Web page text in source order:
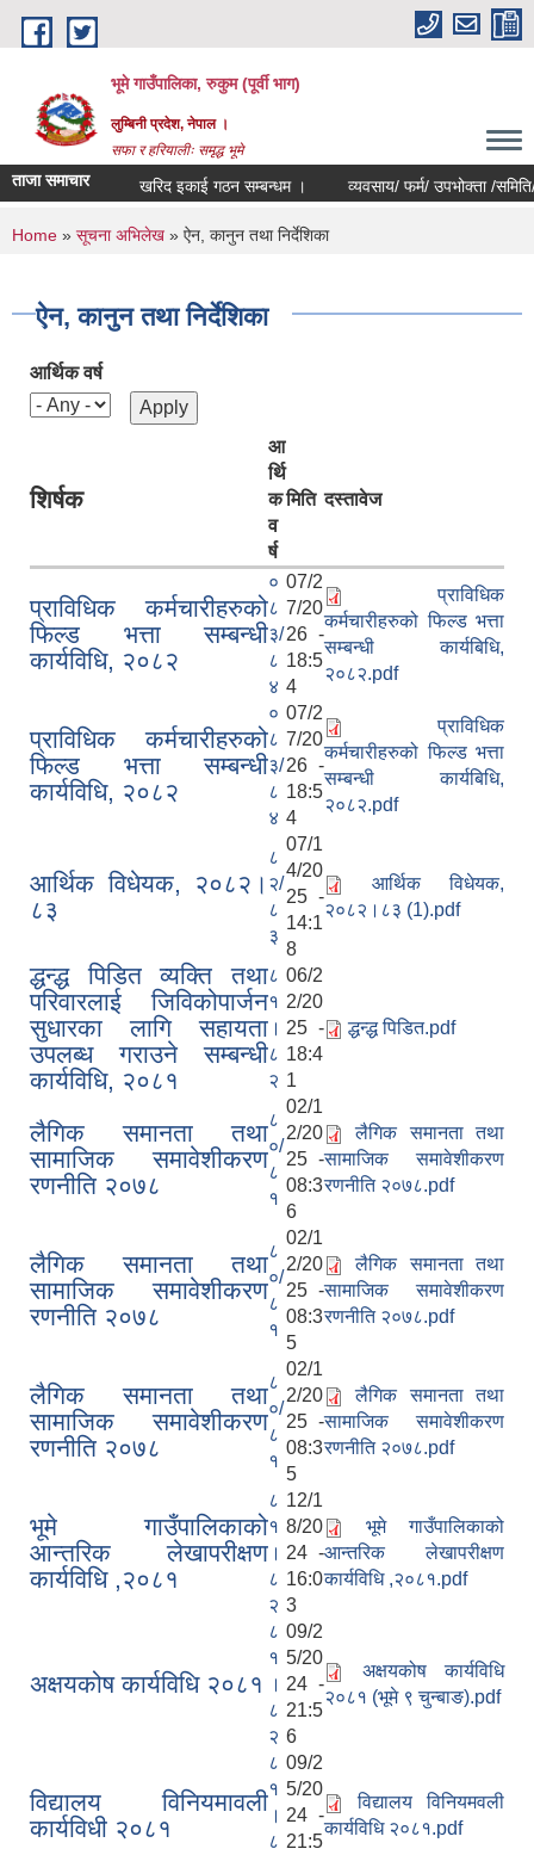
Skip to main content
भूमे गाउँपालिका, रुकुम (पूर्वी भाग)
लुम्बिनी प्रदेश, नेपाल ।
सफा र हरियालीः समृद्ध भूमे
ताजा समाचार खरिद इकाई गठन सम्बन्धम । व्यवसाय/ फर्म/ उपभोक्ता /समिति/ समुह/
You are here
Home » सूचना अभिलेख » ऐन, कानुन तथा निर्देशिका
ऐन, कानुन तथा निर्देशिका
आर्थिक वर्ष
शिर्षक
आ
र्थि
क
व
र्ष
मिति दस्तावेज
प्राविधिक कर्मचारीहरुको
फिल्ड भत्ता सम्बन्धी
कार्यविधि, २०८२
०
८
३/
८
४
07/2
7/20
26 -
18:5
4
प्राविधिक
कर्मचारीहरुको फिल्ड भत्ता
सम्बन्धी कार्यबिधि,
२०८२.pdf
प्राविधिक कर्मचारीहरुको
फिल्ड भत्ता सम्बन्धी
कार्यविधि, २०८२
०
८
३/
८
४
07/2
7/20
26 -
18:5
4
प्राविधिक
कर्मचारीहरुको फिल्ड भत्ता
सम्बन्धी कार्यबिधि,
२०८२.pdf
आर्थिक विधेयक, २०८२।
८३
८
२/
८
३
07/1
4/20
25 -
14:1
8
आर्थिक विधेयक,
२०८२।८३ (1).pdf
द्धन्द्ध पिडित व्यक्ति तथा
परिवारलाई जिविकोपार्जन
सुधारका लागि सहायता
उपलब्ध गराउने सम्बन्धी
कार्यविधि, २०८१
८
१
।
८
२
06/2
2/20
25 -
18:4
1
द्धन्द्ध पिडित.pdf
लैगिक समानता तथा
सामाजिक समावेशीकरण
रणनीति २०७८
८
०/
८
१
02/1
2/20
25 -
08:3
6
लैगिक समानता तथा
सामाजिक समावेशीकरण
रणनीति २०७८.pdf
लैगिक समानता तथा
सामाजिक समावेशीकरण
रणनीति २०७८
८
०/
८
१
02/1
2/20
25 -
08:3
5
लैगिक समानता तथा
सामाजिक समावेशीकरण
रणनीति २०७८.pdf
लैगिक समानता तथा
सामाजिक समावेशीकरण
रणनीति २०७८
८
०/
८
१
02/1
2/20
25 -
08:3
5
लैगिक समानता तथा
सामाजिक समावेशीकरण
रणनीति २०७८.pdf
भूमे गाउँपालिकाको
आन्तरिक लेखापरीक्षण
कार्यविधि ,२०८१
८
१
।
८
२
12/1
8/20
24 -
16:0
3
भूमे गाउँपालिकाको
आन्तरिक लेखापरीक्षण
कार्यविधि ,२०८१.pdf
अक्षयकोष कार्यविधि २०८१
८
१
।
८
२
09/2
5/20
24 -
21:5
6
अक्षयकोष कार्यविधि
२०८१ (भूमे ९ चुन्बाङ).pdf
विद्यालय विनियमावली
कार्यविधी २०८१
८
१
।
८
09/2
5/20
24 -
21:5
विद्यालय विनियमवली
कार्यविधि २०८१.pdf